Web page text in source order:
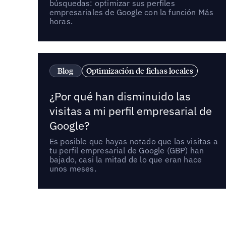
búsquedas: optimizar sus perfiles
empresariales de Google con la función Más
horas.
Blog Optimización de fichas locales
¿Por qué han disminuido las
visitas a mi perfil empresarial de
Google?
Es posible que hayas notado que las visitas a
tu perfil empresarial de Google (GBP) han
bajado, casi la mitad de lo que eran hace
unos meses.